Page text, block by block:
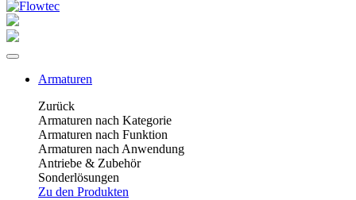
Armaturen
Zurück
Armaturen nach Kategorie
Armaturen nach Funktion
Armaturen nach Anwendung
Antriebe & Zubehör
Sonderlösungen
Zu den Produkten